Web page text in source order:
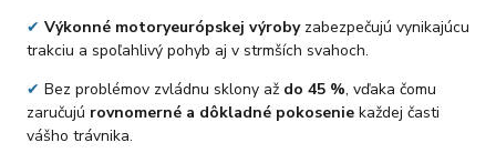
✔ Výkonné motoryeurópskej výroby zabezpečujú vynikajúcu
trakciu a spoľahlivý pohyb aj v strmších svahoch.
✔ Bez problémov zvládnu sklony až do 45 %, vďaka čomu
zaručujú rovnomerné a dôkladné pokoseniekaždej časti
vášho trávnika.